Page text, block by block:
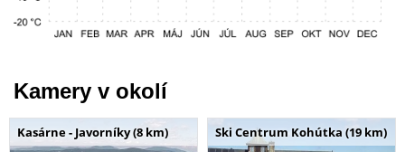
Kamery v okolí
Kasárne - Javorníky (8 km) Ski Centrum Kohútka (19 km)